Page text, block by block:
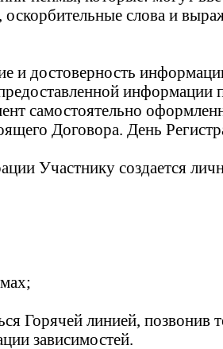
слова и
и достоверность
информации
самостоятельно
Договора. День
Участнику создается
Горячей линией,
зависимостей.